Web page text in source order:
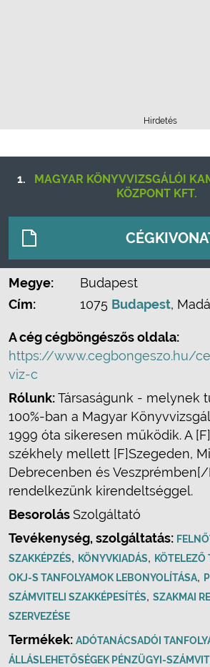
Hirdetés
1.
MAGYAR KÖNYVVIZSGÁLÓI
KÖZPONT KFT.
Megye:
Budapest
Cím:
1075 Budapest,
A cég cégböngészős oldala:
https://www.cegbongeszo.hu/
viz-c
Rólunk:Társaságunk - melynek
100%-ban a Magyar
1999 óta sikeresen működik. A
székhely mellett [F]Szegeden,
Debrecenben és Veszprémben[/
rendelkezünk kirendeltséggel.
BesorolásSzolgáltató
Tevékenység, szolgáltatás:
SZAKKÉPZÉS, KÖNYVKIADÁS, KÖTELEZŐ
OKJ-S TANFOLYAMOK LEBONYOLÍTÁSA,
SZÁMVITELI SZAKKÉPESÍTÉS, SZAKMAI
SZERVEZÉSE
Termékek: ADÓTANÁCSADÓI
ÁLLÁSLEHETŐSÉGEK PÉNZÜGYI-